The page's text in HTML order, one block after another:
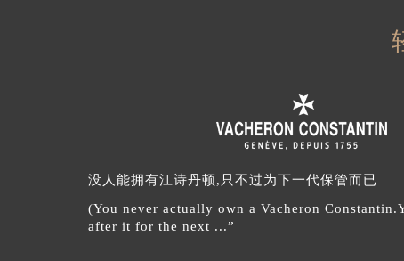
没人能拥有江诗丹顿,只不过为下一代保管而已
(You never actually own a Vacheron
after it for the next ...”